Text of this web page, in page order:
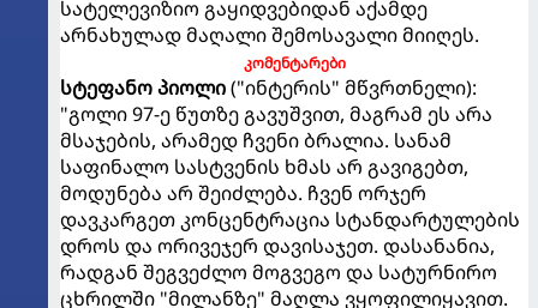
სატელევიზიო გაყიდვებიდან აქამდე
არნახულად მაღალი შემოსავალი მიიღეს.
კომენტარები
სტეფანო პიოლი("ინტერის" მწვრთნელი):
"გოლი 97-ე წუთზე გავუშვით, მაგრამ ეს არა
მსაჯების, არამედ ჩვენი ბრალია. სანამ
საფინალო სასტვენის ხმას არ გავიგებთ,
მოდუნება არ შეიძლება. ჩვენ ორჯერ
დავკარგეთ კონცენტრაცია სტანდარტულების
დროს და ორივეჯერ დავისაჯეთ. დასანანია,
რადგან შეგვეძლო მოგვეგო და სატურნირო
ცხრილში "მილანზე" მაღლა ვყოფილიყავით.